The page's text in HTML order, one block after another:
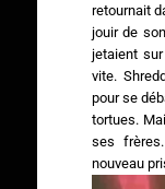
retournait
jouir de
jetaient
vite.
pour se
tortues.
ses
nouveau